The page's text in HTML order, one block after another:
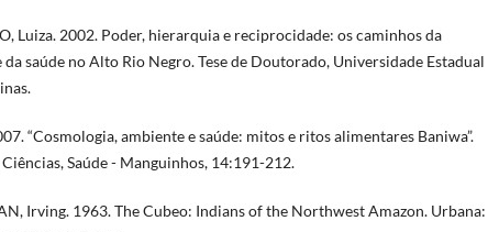
Luiza. 2002. Poder, hierarquia e reciprocidade: os caminhos da
saúde no Alto Rio Negro. Tese de Doutorado, Universidade Estadual
2007. “Cosmologia, ambiente e saúde: mitos e ritos alimentares Baniwa”.
Saúde - Manguinhos, 14:191-212.
Irving. 1963. The Cubeo: Indians of the Northwest Amazon. Urbana: